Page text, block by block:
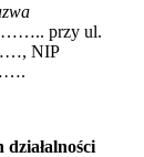
przy ul.
NIP